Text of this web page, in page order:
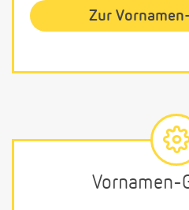
Zur
Vornamen-